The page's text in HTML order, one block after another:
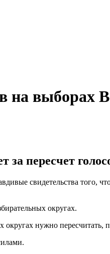
на выборах
пересчет
свидетельства того,
округах.
нужно пересчитать,